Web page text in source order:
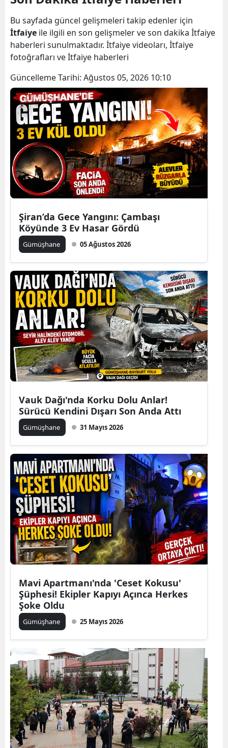
Bingöl
Bitlis
Bolu
Burdur
Bursa
Çanakkale
Çankırı
Çorum
Denizli
Diyarbakır
Edirne
Elazığ
Erzincan
Erzurum
Eskişehir
Gaziantep
Giresun
Hakkari
Mersin
İstanbul
İzmir
Kars
Kastamonu
Kırklareli
Kocaeli
Konya
Kütahya
Malatya
Manisa
Kahramanmaraş
Bu sayfada güncel gelişmeleri takip edenler için
İtfaiye ile ilgili en son gelişmeler ve son dakika İtfaiye
haberleri sunulmaktadır. İtfaiye videoları, İtfaiye
fotoğrafları ve İtfaiye haberleri
Güncelleme Tarihi: Ağustos 05, 2026 10:10
Şiran’da Gece Yangını: Çambaşı
Köyünde 3 Ev Hasar Gördü
Gümüşhane 05 Ağustos 2026
Vauk Dağı'nda Korku Dolu Anlar!
Sürücü Kendini Dışarı Son Anda Attı
Gümüşhane 31 Mayıs 2026
Mavi Apartmanı'nda 'Ceset Kokusu'
Şüphesi! Ekipler Kapıyı Açınca Herkes
Şoke Oldu
Gümüşhane 25 Mayıs 2026